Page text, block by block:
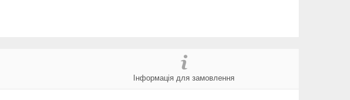
Інформація для замовлення